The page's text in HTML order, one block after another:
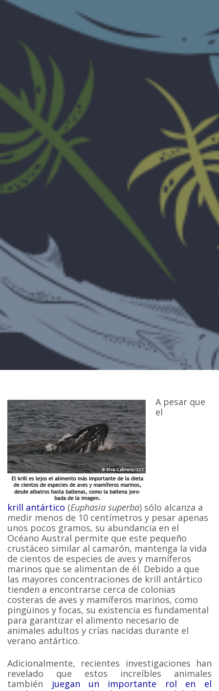
A pesar que
el
krill antártico (Euphasia superba) sólo alcanza a
medir menos de 10 centímetros y pesar apenas
unos pocos gramos, su abundancia en el
Océano Austral permite que este pequeño
crustáceo similar al camarón, mantenga la vida
de cientos de especies de aves y mamíferos
marinos que se alimentan de él. Debido a que
las mayores concentraciones de krill antártico
tienden a encontrarse cerca de colonias
costeras de aves y mamíferos marinos, como
pingüinos y focas, su existencia es fundamental
para garantizar el alimento necesario de
animales adultos y crías nacidas durante el
verano antártico.
Adicionalmente, recientes investigaciones han
revelado que estos increíbles animales
también
juegan un importante rol en el